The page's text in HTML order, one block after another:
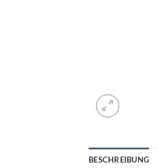
BESCHREIBUNG